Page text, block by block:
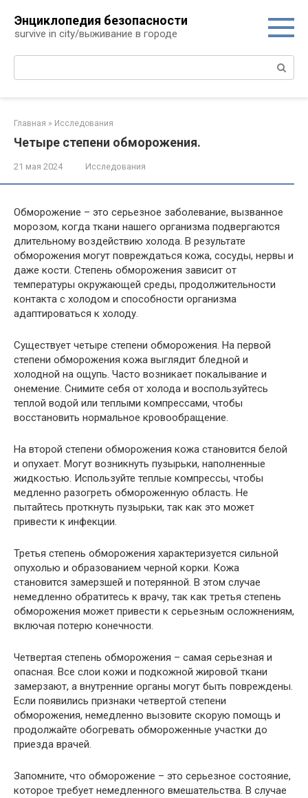
контенту
Энциклопедия безопасности
survive in city/выживание в городе
Поиск:
Главная » Исследования
Четыре степени обморожения.
21 мая 2024 Исследования
Обморожение – это серьезное заболевание, вызванное
морозом, когда ткани нашего организма подвергаются
длительному воздействию холода. В результате
обморожения могут повреждаться кожа, сосуды, нервы и
даже кости. Степень обморожения зависит от
температуры окружающей среды, продолжительности
контакта с холодом и способности организма
адаптироваться к холоду.
Существует четыре степени обморожения. На первой
степени обморожения кожа выглядит бледной и
холодной на ощупь. Часто возникает покалывание и
онемение. Снимите себя от холода и воспользуйтесь
теплой водой или теплыми компрессами, чтобы
восстановить нормальное кровообращение.
На второй степени обморожения кожа становится белой
и опухает. Могут возникнуть пузырьки, наполненные
жидкостью. Используйте теплые компрессы, чтобы
медленно разогреть обмороженную область. Не
пытайтесь проткнуть пузырьки, так как это может
привести к инфекции.
Третья степень обморожения характеризуется сильной
опухолью и образованием черной корки. Кожа
становится замерзшей и потерянной. В этом случае
немедленно обратитесь к врачу, так как третья степень
обморожения может привести к серьезным осложнениям,
включая потерю конечности.
Четвертая степень обморожения – самая серьезная и
опасная. Все слои кожи и подкожной жировой ткани
замерзают, а внутренние органы могут быть повреждены.
Если появились признаки четвертой степени
обморожения, немедленно вызовите скорую помощь и
продолжайте обогревать обмороженные участки до
приезда врачей.
Запомните, что обморожение – это серьезное состояние,
которое требует немедленного вмешательства. В случае